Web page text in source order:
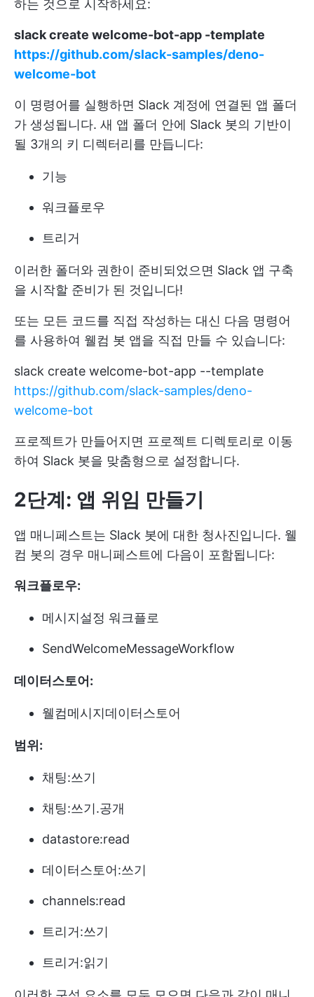
하는 것으로 시작하세요:
slack create welcome-bot-app -template
https://github.com/slack-samples/deno-
welcome-bot
이 명령어를 실행하면 Slack 계정에 연결된 앱 폴더
가 생성됩니다. 새 앱 폴더 안에 Slack 봇의 기반이
될 3개의 키 디렉터리를 만듭니다:
기능
워크플로우
트리거
이러한 폴더와 권한이 준비되었으면 Slack 앱 구축
을 시작할 준비가 된 것입니다!
또는 모든 코드를 직접 작성하는 대신 다음 명령어
를 사용하여 웰컴 봇 앱을 직접 만들 수 있습니다:
slack create welcome-bot-app --template
https://github.com/slack-samples/deno-
welcome-bot
프로젝트가 만들어지면 프로젝트 디렉토리로 이동
하여 Slack 봇을 맞춤형으로 설정합니다.
2단계: 앱 위임 만들기
앱 매니페스트는 Slack 봇에 대한 청사진입니다. 웰
컴 봇의 경우 매니페스트에 다음이 포함됩니다:
워크플로우:
메시지설정 워크플로
SendWelcomeMessageWorkflow
데이터스토어:
웰컴메시지데이터스토어
범위:
채팅:쓰기
채팅:쓰기.공개
datastore:read
데이터스토어:쓰기
channels:read
트리거:쓰기
트리거:읽기